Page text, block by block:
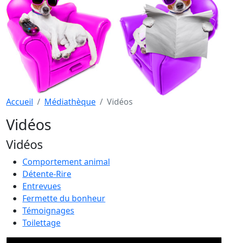
Accueil Médiathèque Vidéos
Vidéos
Vidéos
Comportement animal
Détente-Rire
Entrevues
Fermette du bonheur
Témoignages
Toilettage